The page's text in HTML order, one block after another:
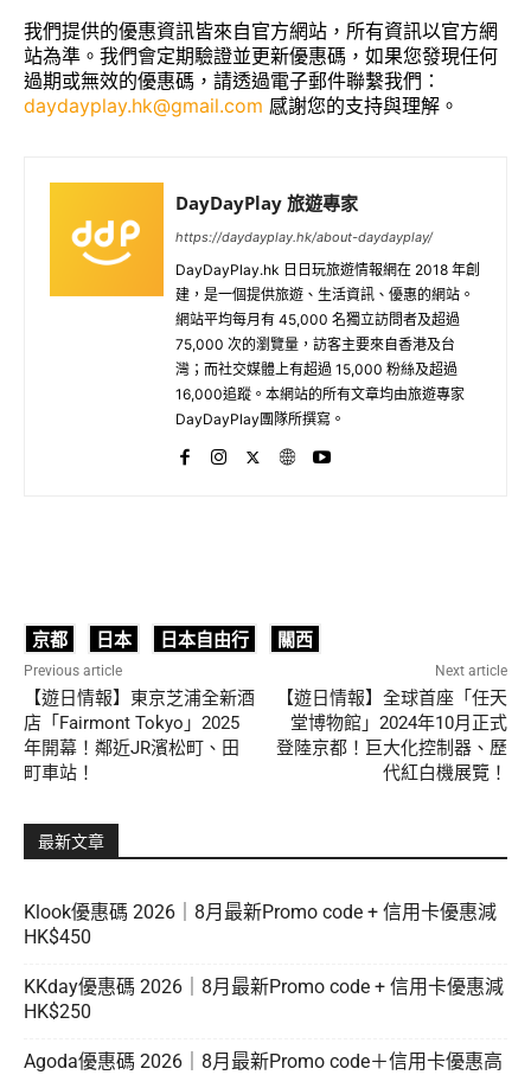
我們提供的優惠資訊皆來自官方網站，所有資訊以官方網
站為準。我們會定期驗證並更新優惠碼，如果您發現任何
過期或無效的優惠碼，請透過電子郵件聯繫我們：
daydayplay.hk@gmail.com 感謝您的支持與理解。
DayDayPlay 旅遊專家
https://daydayplay.hk/about-daydayplay/
DayDayPlay.hk 日日玩旅遊情報網在 2018 年創
建，是一個提供旅遊、生活資訊、優惠的網站。
網站平均每月有 45,000 名獨立訪問者及超過
75,000 次的瀏覽量，訪客主要來自香港及台
灣；而社交媒體上有超過 15,000 粉絲及超過
16,000追蹤。本網站的所有文章均由旅遊專家
DayDayPlay團隊所撰寫。
京都 日本 日本自由行 關西
Previous article
【遊日情報】東京芝浦全新酒
店「Fairmont Tokyo」2025
年開幕！鄰近JR濱松町、田
町車站！
Next article
【遊日情報】全球首座「任天
堂博物館」2024年10月正式
登陸京都！巨大化控制器、歷
代紅白機展覽！
最新文章
Klook優惠碼 2026｜8月最新Promo code + 信用卡優惠減
HK$450
KKday優惠碼 2026｜8月最新Promo code + 信用卡優惠減
HK$250
Agoda優惠碼 2026｜8月最新Promo code＋信用卡優惠高